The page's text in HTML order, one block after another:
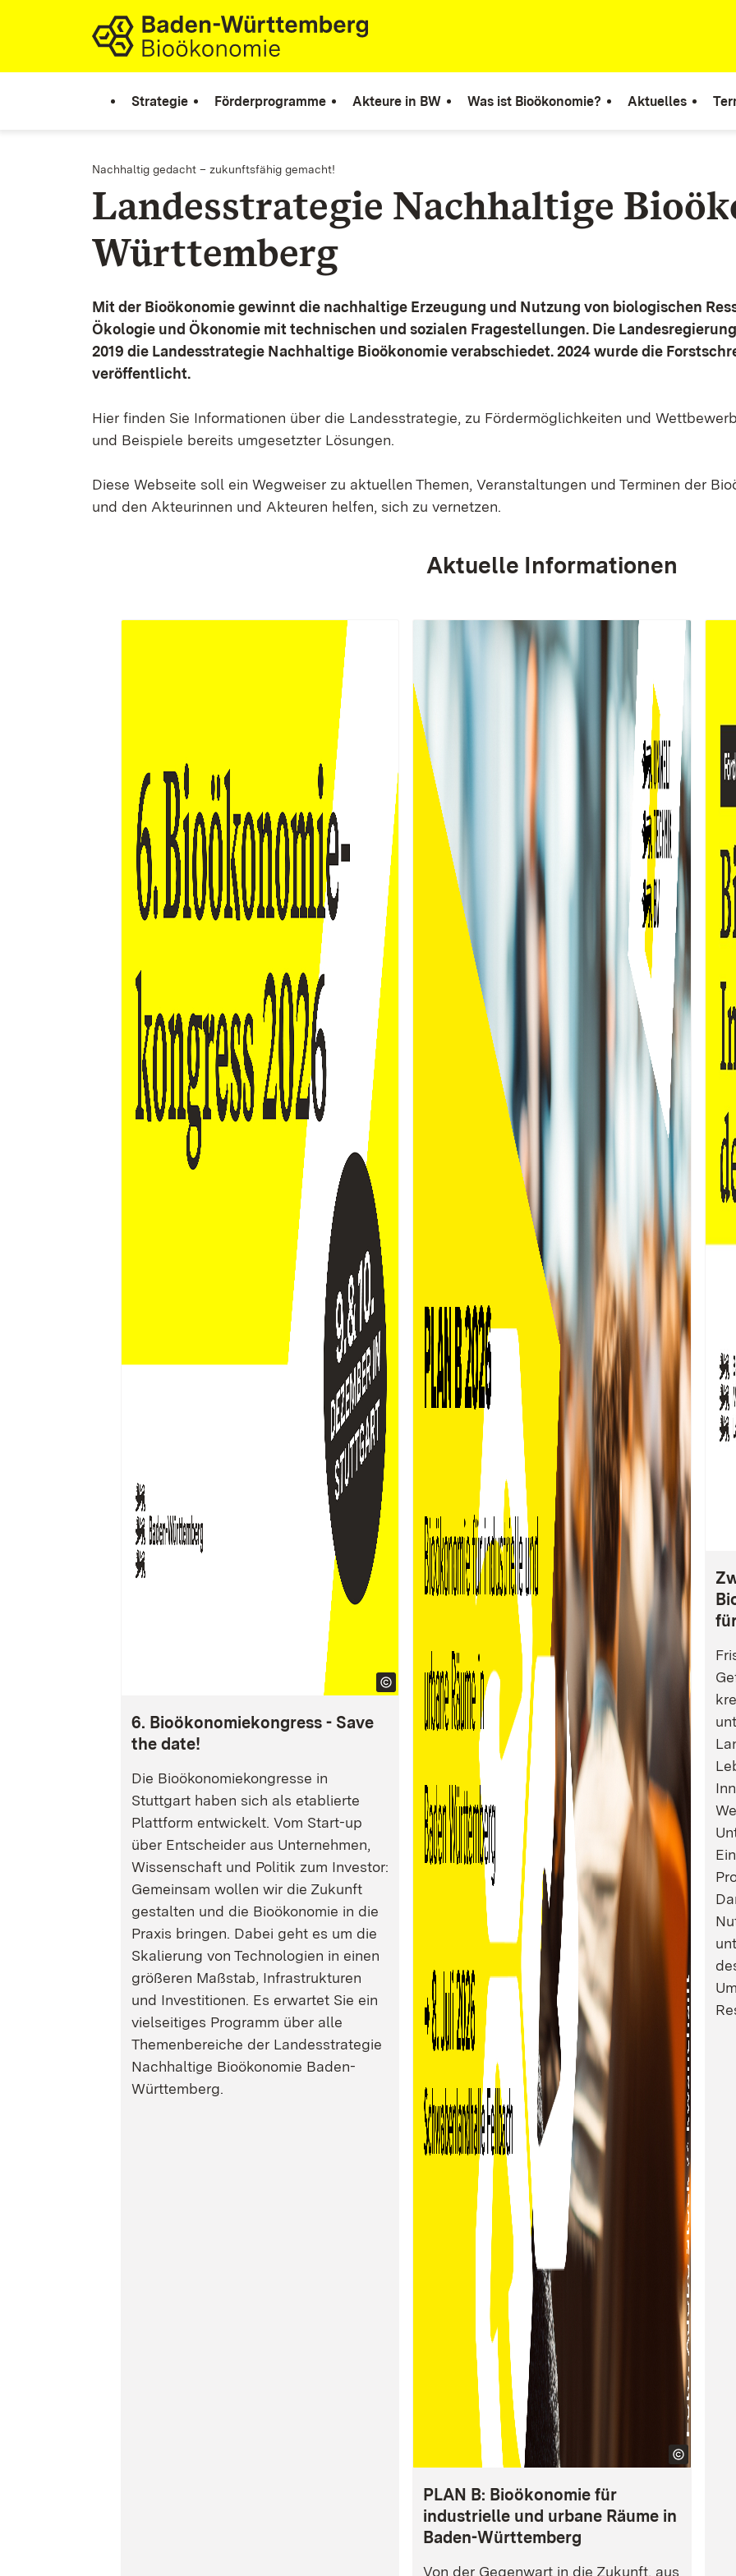
Zum Inhalt springen
Link zur Startseite
Strategie Förderprogramme Akteure in BW Was ist Bioökonomie? Aktuelles
Nachhaltig gedacht – zukunftsfähig gemacht!
Landesstrategie Nachhaltige
Württemberg
Mit der Bioökonomie gewinnt die nachhaltige Erzeugung und Nutzung von biologischen
Ökologie und Ökonomie mit technischen und sozialen Fragestellungen. Die
2019 die Landesstrategie Nachhaltige Bioökonomie verabschiedet. 2024 wurde die
veröffentlicht.
Hier finden Sie Informationen über die Landesstrategie, zu Fördermöglichkeiten und
und Beispiele bereits umgesetzter Lösungen.
Diese Webseite soll ein Wegweiser zu aktuellen Themen, Veranstaltungen und Terminen der
und den Akteurinnen und Akteuren helfen, sich zu vernetzen.
Aktuelle Informationen
6. Bioökonomiekongress - Save
the date!
Die Bioökonomiekongresse in
Stuttgart haben sich als etablierte
Plattform entwickelt. Vom Start-up
über Entscheider aus Unternehmen,
Wissenschaft und Politik zum Investor:
Gemeinsam wollen wir die Zukunft
gestalten und die Bioökonomie in die
Praxis bringen. Dabei geht es um die
Skalierung von Technologien in einen
größeren Maßstab, Infrastrukturen
und Investitionen. Es erwartet Sie ein
vielseitiges Programm über alle
Themenbereiche der Landesstrategie
Nachhaltige Bioökonomie Baden-
Württemberg.
PLAN B: Bioökonomie für
industrielle und urbane Räume in
Baden-Württemberg
Von der Gegenwart in die Zukunft, aus